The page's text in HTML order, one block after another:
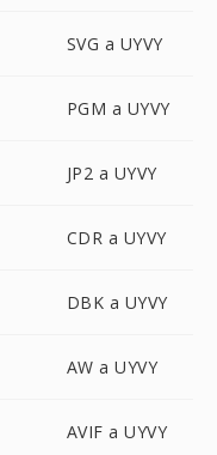
SVG a UYVY
PGM a UYVY
JP2 a UYVY
CDR a UYVY
DBK a UYVY
AW a UYVY
AVIF a UYVY